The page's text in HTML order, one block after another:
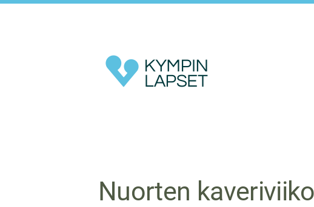
Kympin Lapset ry
Nuorten